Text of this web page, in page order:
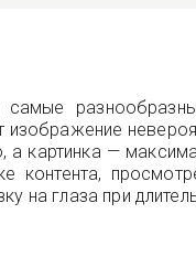
картинка —
контента,
на глаза при